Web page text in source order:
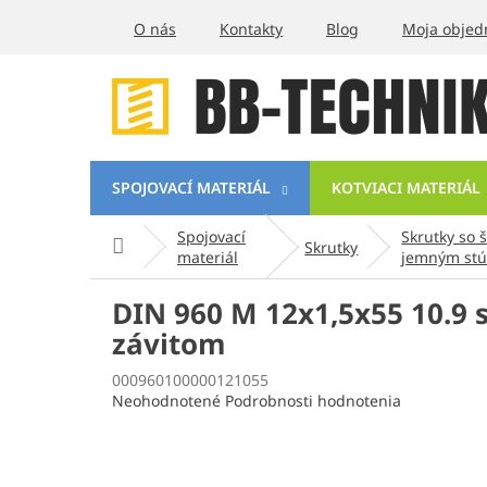
O nás Kontakty Blog Moja
SPOJOVACÍ MATERIÁL KOTVIACI MATERIÁL
DomovSpojovací
materiál
Skrutky
Skrutky so
jemným
DIN 960 M 12x1,5x55
závitom
000960100000121055
Priemerné
Neohodnotené Podrobnosti hodnotenia